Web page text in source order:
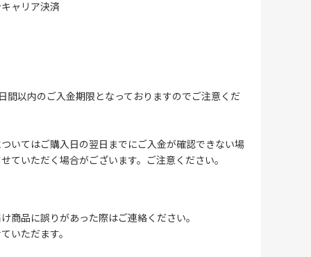
ャリア決済
間以内のご入金期限となっておりますのでご注意くだ
いてはご購入日の翌日までにご入金が確認できない場
ていただく場合がございます。ご注意ください。
商品に誤りがあった際はご連絡ください。
いただます。